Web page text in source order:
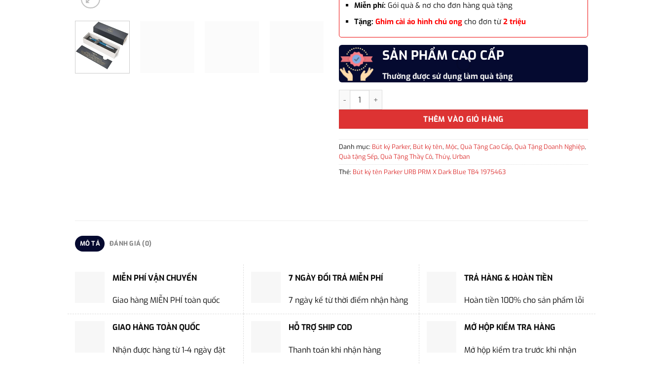
Miễn phí: Gói quà & nơ cho đơn hàng quà tặng
Tặng: Ghim cài áo hình chú ongcho đơn từ 2 triệu
SẢN PHẨM CAO CẤP
Thường được sử dụng làm quà tặng
Bút ký tên Parker URB PRM X Dark Blue TB4 1975463 cao cấp số lượng
THÊM VÀO GIỎ HÀNG
Danh mục: Bút ký Parker, Bút ký tên, Mộc, Quà Tặng Cao Cấp, Quà Tặng Doanh Nghiệp,
Quà tặng Sếp, Quà Tặng Thầy Cô, Thủy, Urban
Thẻ: Bút ký tên Parker URB PRM X Dark Blue TB4 1975463
MÔ TẢ ĐÁNH GIÁ (0)
MIỄN PHÍ VẬN CHUYỂN
Giao hàng MIỄN PHÍ toàn quốc
7 NGÀY ĐỔI TRẢ MIỄN PHÍ
7 ngày kể từ thời điểm nhận hàng
TRẢ HÀNG & HOÀN TIỀN
Hoàn tiền 100% cho sản phẩm lỗi
GIAO HÀNG TOÀN QUỐC
Nhận được hàng từ 1-4 ngày đặt
HỖ TRỢ SHIP COD
Thanh toán khi nhận hàng
MỞ HỘP KIỂM TRA HÀNG
Mở hộp kiểm tra trước khi nhận